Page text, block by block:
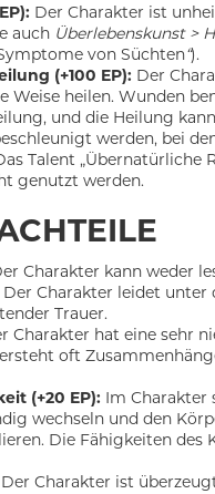
Der Charakter ist
auch Überlebenskunst >
von Süchten“).
(+100 EP): Der
Weise heilen. Wunden
und die Heilung
werden, bei
Talent „Übernatürliche
genutzt werden.
Charakter kann weder
Der Charakter leidet unter
Trauer.
Charakter hat eine sehr
oft
(+20 EP): Im Charakter
wechseln und den
Die Fähigkeiten des
Der Charakter ist